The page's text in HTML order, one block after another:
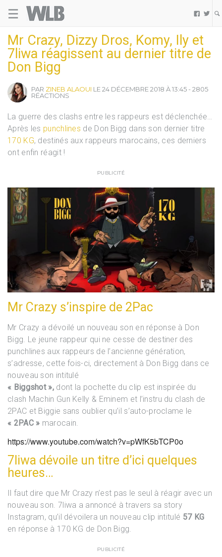
☰  
Mr Crazy, Dizzy Dros, Komy, Ily et
7liwa réagissent au dernier titre de
Don Bigg
PAR ZINEB ALAOUI LE 24 DÉCEMBRE 2018 À 13:45 - 2805
RÉACTIONS
La guerre des clashs entre les rappeurs est déclenchée…
Après les punchlines de Don Bigg dans son dernier titre
170 KG, destinés aux rappeurs marocains, ces derniers
ont enfin réagit !
PUBLICITÉ
Mr Crazy s’inspire de 2Pac
Mr Crazy a dévoilé un nouveau son en réponse à Don
Bigg. Le jeune rappeur qui ne cesse de destiner des
punchlines aux rappeurs de l’ancienne génération,
s’adresse, cette fois-ci, directement à Don Bigg dans ce
nouveau son intitulé
« Biggshot », dont la pochette du clip est inspirée du
clash Machin Gun Kelly & Eminem et l’instru du clash de
2PAC et Biggie sans oublier qu’il s’auto-proclame le
« 2PAC » marocain.
https://www.youtube.com/watch?v=pWfK5bTCP0o
7liwa dévoile un titre d’ici quelques
heures…
Il faut dire que Mr Crazy n’est pas le seul à réagir avec un
nouveau son. 7liwa a annoncé à travers sa story
Instagram, qu’il dévoilera un nouveau clip intitulé 57 KG
en réponse à 170 KG de Don Bigg.
PUBLICITÉ